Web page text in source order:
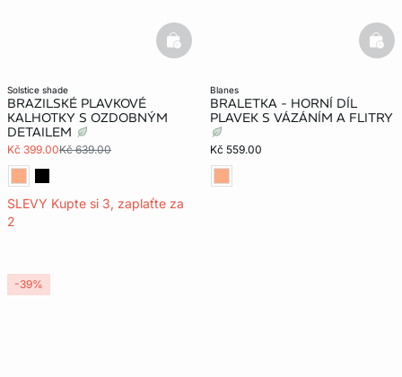
solstice shade
BRAZILSKÉ PLAVKOVÉ
KALHOTKY S OZDOBNÝM
DETAILEM
Kč 399.00Kč 639.00
SLEVY Kupte si 3, zaplaťte za
2
basketfull
blanes
BRALETKA - HORNÍ DÍL
PLAVEK S VÁZÁNÍM A FLITRY
Kč 559.00
-39%